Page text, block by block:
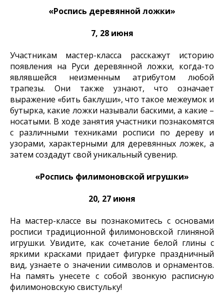
«Роспись деревянной ложки»
7, 28 июня
Участникам мастер-класса расскажут историю
появления на Руси деревянной ложки, когда-то
являвшейся неизменным атрибутом любой
трапезы. Они также узнают, что означает
выражение «бить баклуши», что такое межеумок и
бутырка, какие ложки называли баскими, а какие –
носатыми. В ходе занятия участники познакомятся
с различными техниками росписи по дереву и
узорами, характерными для деревянных ложек, а
затем создадут свой уникальный сувенир.
«Роспись филимоновской игрушки»
20, 27 июня
На мастер-классе вы познакомитесь с основами
росписи традиционной филимоновской глиняной
игрушки. Увидите, как сочетание белой глины с
яркими красками придает фигурке праздничный
вид, узнаете о значении символов и орнаментов.
На память унесете с собой звонкую расписную
филимоновскую свистульку!